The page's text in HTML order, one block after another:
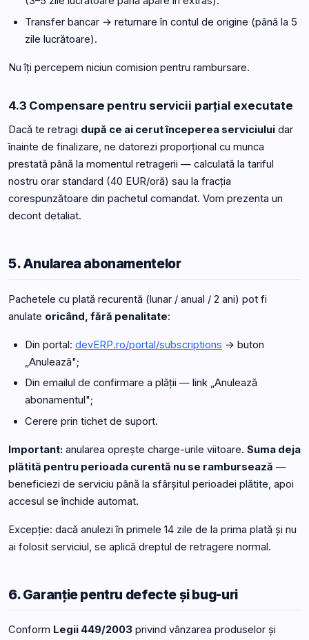
Transfer bancar → returnare în contul de origine (până la 5
zile lucrătoare).
Nu îți percepem niciun comision pentru rambursare.
4.3 Compensare pentru servicii parțial executate
Dacă te retragi după ce ai cerut începerea serviciului dar
înainte de finalizare, ne datorezi proporțional cu munca
prestată până la momentul retragerii — calculată la tariful
nostru orar standard (40 EUR/oră) sau la fracția
corespunzătoare din pachetul comandat. Vom prezenta un
decont detaliat.
5. Anularea abonamentelor
Pachetele cu plată recurentă (lunar / anual / 2 ani) pot fi
anulate oricând, fără penalitate:
Din portal: devERP.ro/portal/subscriptions → buton
„Anulează";
Din emailul de confirmare a plății — link „Anulează
abonamentul";
Cerere prin tichet de suport.
Important: anularea oprește charge-urile viitoare. Suma deja
plătită pentru perioada curentă nu se rambursează —
beneficiezi de serviciu până la sfârșitul perioadei plătite, apoi
accesul se închide automat.
Excepție: dacă anulezi în primele 14 zile de la prima plată și nu
ai folosit serviciul, se aplică dreptul de retragere normal.
6. Garanție pentru defecte și bug-uri
Conform Legii 449/2003 privind vânzarea produselor și